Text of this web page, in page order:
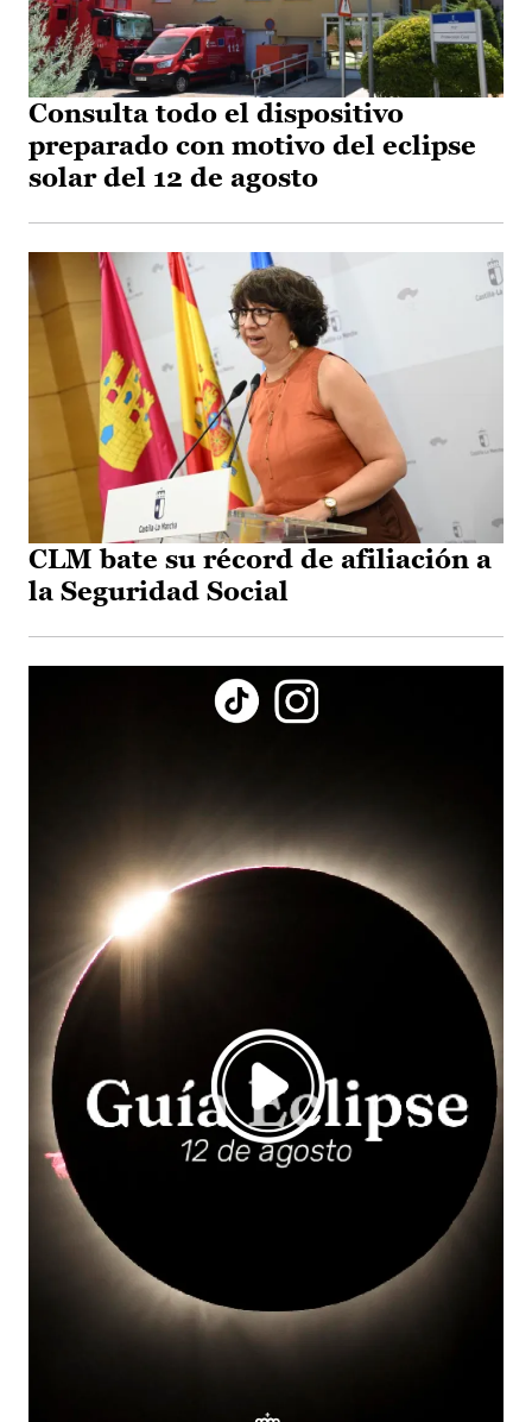
Consulta todo el dispositivo
preparado con motivo del eclipse
solar del 12 de agosto
CLM bate su récord de afiliación a
la Seguridad Social